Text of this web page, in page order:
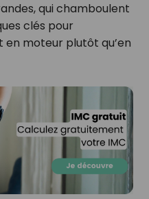
qui chamboulent
clés pour
moteur plutôt qu’en